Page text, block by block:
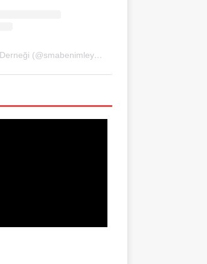
SMA Benimle Yürü Derneği (@smabenimleyuru)'in paylaştığı bir gönderi